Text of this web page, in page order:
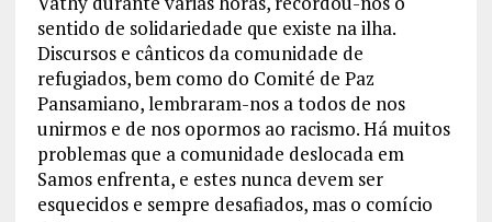
sentido de solidariedade que existe na ilha.
Discursos e cânticos da comunidade de
refugiados, bem como do Comité de Paz
Pansamiano, lembraram-nos a todos de nos
unirmos e de nos opormos ao racismo. Há muitos
problemas que a comunidade deslocada em
Samos enfrenta, e estes nunca devem ser
esquecidos e sempre desafiados, mas o comício